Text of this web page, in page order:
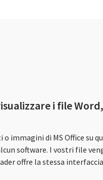
i file
immagini di MS Office
software. I vostri file
offre la stessa